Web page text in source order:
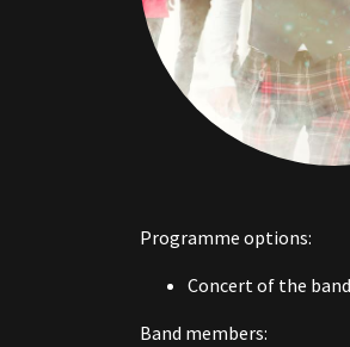
Programme options:
Concert of the band
Band members: